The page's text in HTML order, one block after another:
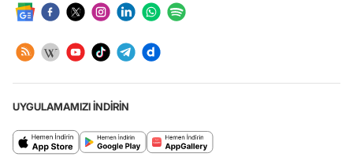
UYGULAMAMIZI İNDİRİN